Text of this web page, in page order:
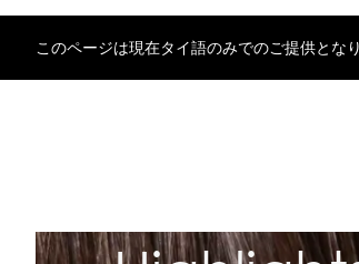
このページは現在タイ語のみでのご提供となり